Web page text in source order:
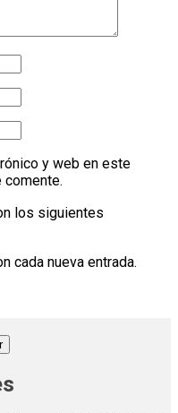
y web en este
comente.
los siguientes
cada nueva entrada.